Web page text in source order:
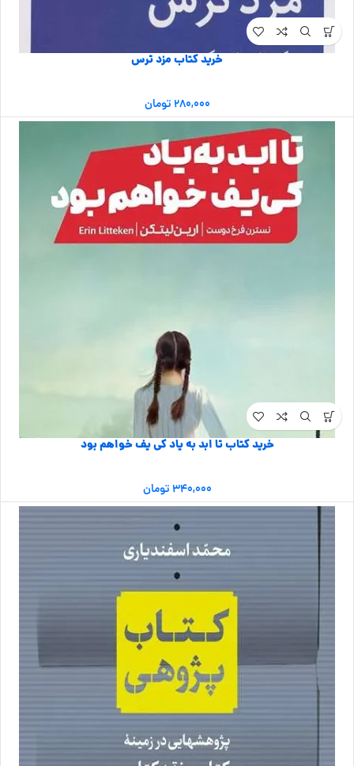
خرید کتاب مزد ترس
۲۸۰,۰۰۰تومان
خرید کتاب تا ابد به یاد کی یف خواهم بود
۳۴۰,۰۰۰تومان